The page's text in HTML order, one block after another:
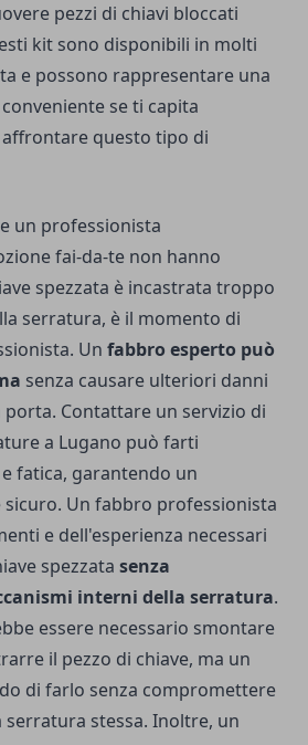
pezzi di chiavi bloccati
kit sono disponibili in molti
e possono rappresentare una
se ti capita
questo tipo di
un professionista
fai-da-te non hanno
spezzata è incastrata troppo
serratura, è il momento di
Un fabbro esperto può
senza causare ulteriori danni
Contattare un servizio di
a Lugano può farti
fatica, garantendo un
Un fabbro professionista
e dell'esperienza necessari
spezzata senza
interni della serratura.
essere necessario smontare
il pezzo di chiave, ma un
di farlo senza compromettere
stessa. Inoltre, un